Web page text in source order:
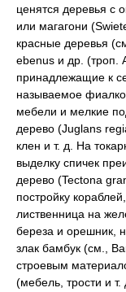
ценятся деревья с
или магагони
красные деревья
ebenus и др. (троп.
принадлежащие к
называемое
мебели и мелкие
дерево (Juglans
клен и т. д. На
выделку спичек
дерево (Tectona
постройку
лиственница на
береза и орешник,
злак бамбук (см.,
строевым
(мебель, трости и